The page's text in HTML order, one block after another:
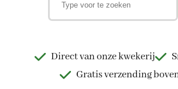
Direct van onze kwekerij
Gratis verzending